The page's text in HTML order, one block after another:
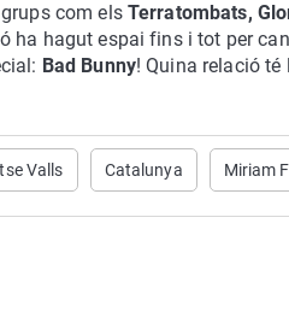
com els Terratombats,
ha hagut espai fins i tot per
Bad Bunny! Quina relació
Valls Catalunya Miriam